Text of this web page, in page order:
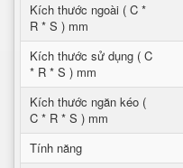
Kích thước ngoài ( C *
R * S ) mm
Kích thước sử dụng ( C
* R * S ) mm
Kích thước ngăn kéo (
C * R * S ) mm
Tính năng